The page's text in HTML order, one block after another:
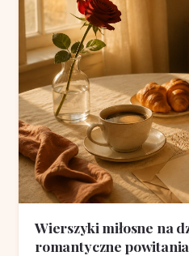
Wierszyki miłosne na
romantyczne